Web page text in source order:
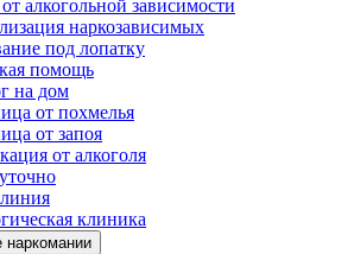
алкогольной зависимости
наркозависимых
под лопатку
помощь
на дом
от похмелья
от запоя
от алкоголя
клиника
наркомании